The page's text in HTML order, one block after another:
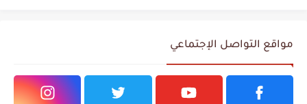
مواقع التواصل الإجتماعي